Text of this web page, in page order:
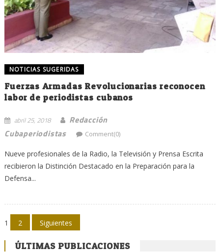
NOTICIAS SUGERIDAS
Fuerzas Armadas Revolucionarias reconocen
labor de periodistas cubanos
abril 25, 2018
Redacción
Cubaperiodistas
Comment(0)
Nueve profesionales de la Radio, la Televisión y Prensa Escrita
recibieron la Distinción Destacado en la Preparación para la
Defensa...
Navegación
de
1 2 Siguientes
ÚLTIMAS PUBLICACIONES